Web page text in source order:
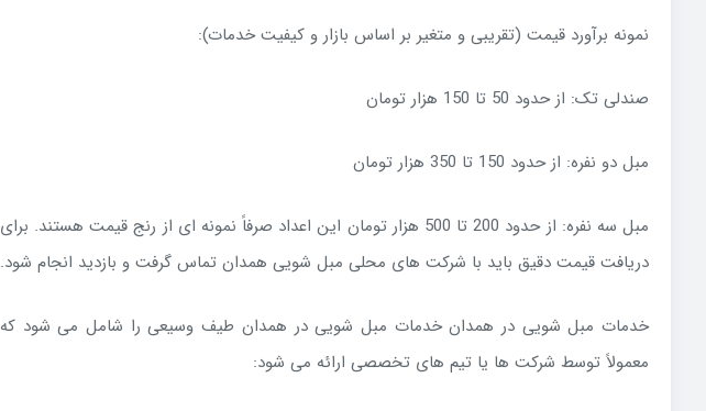
نمونه برآورد قیمت (تقریبی و متغیر بر اساس بازار و کیفیت خدمات):
صندلی تک: از حدود 50 تا 150 هزار تومان
مبل دو نفره: از حدود 150 تا 350 هزار تومان
مبل سه نفره: از حدود 200 تا 500 هزار تومان این اعداد صرفاً نمونه ای از رنج قیمت هستند. برای
دریافت قیمت دقیق باید با شرکت های محلی مبل شویی همدان تماس گرفت و بازدید انجام شود.
خدمات مبل شویی در همدان خدمات مبل شویی در همدان طیف وسیعی را شامل می شود که
معمولاً توسط شرکت ها یا تیم های تخصصی ارائه می شود: